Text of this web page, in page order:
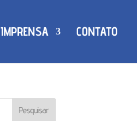
IMPRENSA CONTATO